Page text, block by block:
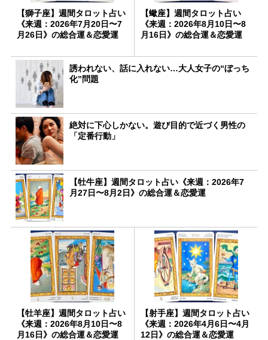
【獅子座】週間タロット占い
《来週：2026年7月20日〜7
月26日》の総合運＆恋愛運
【蠍座】週間タロット占い
《来週：2026年8月10日〜8
月16日》の総合運＆恋愛運
誘われない、話に入れない…大人女子の“ぼっち
化”問題
絶対に下心しかない。遊び目的で近づく男性の
「定番行動」
【牡牛座】週間タロット占い《来週：2026年7
月27日〜8月2日》の総合運＆恋愛運
【牡羊座】週間タロット占い
《来週：2026年8月10日〜8
月16日》の総合運＆恋愛運
【射手座】週間タロット占い
《来週：2026年4月6日〜4月
12日》の総合運＆恋愛運